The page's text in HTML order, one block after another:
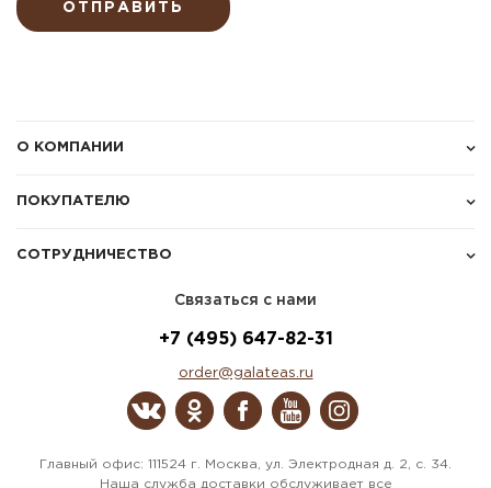
ОТПРАВИТЬ
О КОМПАНИИ
ПОКУПАТЕЛЮ
СОТРУДНИЧЕСТВО
Связаться с нами
+7 (495) 647-82-31
order@galateas.ru
Главный офис: 111524 г. Москва, ул. Электродная д. 2, с. 34.
Наша служба доставки обслуживает все